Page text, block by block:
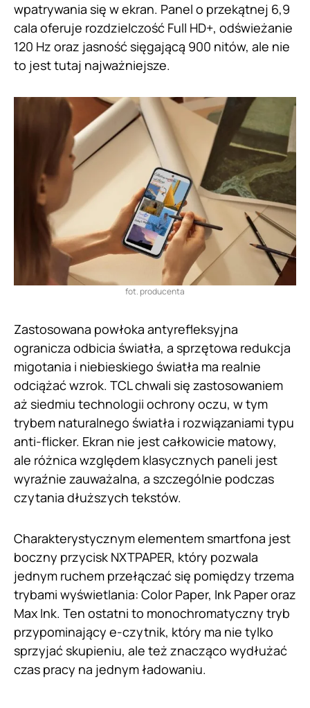
wpatrywania się w ekran. Panel o przekątnej 6,9
cala oferuje rozdzielczość Full HD+, odświeżanie
120 Hz oraz jasność sięgającą 900 nitów, ale nie
to jest tutaj najważniejsze.
fot. producenta
Zastosowana powłoka antyrefleksyjna
ogranicza odbicia światła, a sprzętowa redukcja
migotania i niebieskiego światła ma realnie
odciążać wzrok. TCL chwali się zastosowaniem
aż siedmiu technologii ochrony oczu, w tym
trybem naturalnego światła i rozwiązaniami typu
anti-flicker. Ekran nie jest całkowicie matowy,
ale różnica względem klasycznych paneli jest
wyraźnie zauważalna, a szczególnie podczas
czytania dłuższych tekstów.
Charakterystycznym elementem smartfona jest
boczny przycisk NXTPAPER, który pozwala
jednym ruchem przełączać się pomiędzy trzema
trybami wyświetlania: Color Paper, Ink Paper oraz
Max Ink. Ten ostatni to monochromatyczny tryb
przypominający e-czytnik, który ma nie tylko
sprzyjać skupieniu, ale też znacząco wydłużać
czas pracy na jednym ładowaniu.